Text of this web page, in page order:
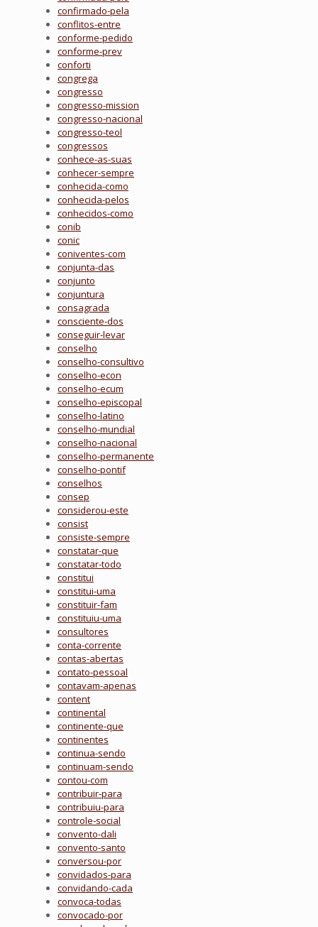
confirmado-pela
conflitos-entre
conforme-pedido
conforme-prev
conforti
congrega
congresso
congresso-mission
congresso-nacional
congresso-teol
congressos
conhece-as-suas
conhecer-sempre
conhecida-como
conhecida-pelos
conhecidos-como
conib
conic
coniventes-com
conjunta-das
conjunto
conjuntura
consagrada
consciente-dos
conseguir-levar
conselho
conselho-consultivo
conselho-econ
conselho-ecum
conselho-episcopal
conselho-latino
conselho-mundial
conselho-nacional
conselho-permanente
conselho-pontif
conselhos
consep
considerou-este
consist
consiste-sempre
constatar-que
constatar-todo
constitui
constitui-uma
constituir-fam
constituiu-uma
consultores
conta-corrente
contas-abertas
contato-pessoal
contavam-apenas
content
continental
continente-que
continentes
continua-sendo
continuam-sendo
contou-com
contribuir-para
contribuiu-para
controle-social
convento-dali
convento-santo
conversou-por
convidados-para
convidando-cada
convoca-todas
convocado-por